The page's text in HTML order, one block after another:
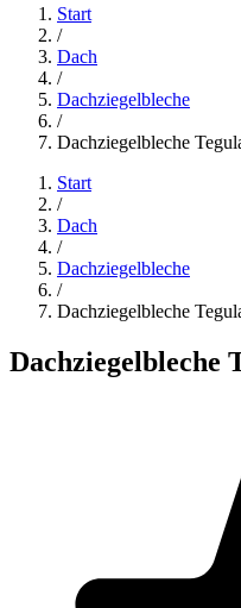
Start
/
Dach
/
Dachziegelbleche
/
Dachziegelbleche
Start
/
Dach
/
Dachziegelbleche
/
Dachziegelbleche
Dachziegelbleche